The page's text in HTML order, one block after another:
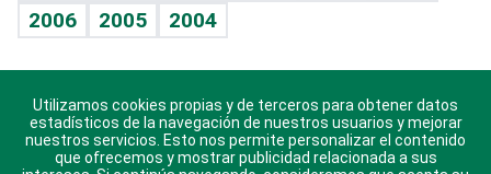
Sin complejos
En pocas palabras
Escuchando al corazón
Economía Personal
2006
2005 2004
Descarga nuestras aplicaciones para Android, iOS y
sistema Huawei.
Utilizamos cookies propias y de terceros para obtener datos
estadísticos de la navegación de nuestros usuarios y mejorar
nuestros servicios. Esto nos permite personalizar el contenido
que ofrecemos y mostrar publicidad relacionada a sus